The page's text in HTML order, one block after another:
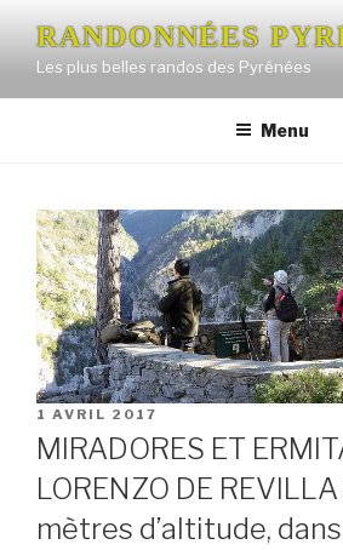
contenu
principal
RANDONNÉES
Les plus belles randos des Pyrénées
Menu
PUBLIÉ
LE
1 AVRIL 2017
MIRADORES ET
LORENZO DE
mètres d’altitude,